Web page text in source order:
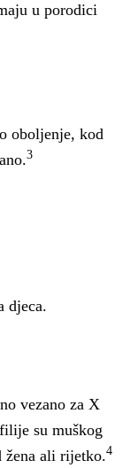
u porodici
oboljenje, kod
3
djeca.
vezano za X
su muškog
ali rijetko.4